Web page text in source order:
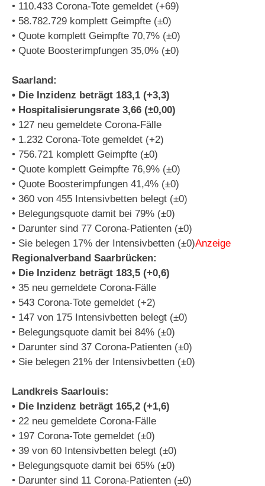
• 110.433 Corona-Tote gemeldet (+69)
• 58.782.729 komplett Geimpfte (±0)
• Quote komplett Geimpfte 70,7% (±0)
• Quote Boosterimpfungen 35,0% (±0)
Saarland:
• Die Inzidenz beträgt 183,1 (+3,3)
• Hospitalisierungsrate 3,66 (±0,00)
• 127 neu gemeldete Corona-Fälle
• 1.232 Corona-Tote gemeldet (+2)
• 756.721 komplett Geimpfte (±0)
• Quote komplett Geimpfte 76,9% (±0)
• Quote Boosterimpfungen 41,4% (±0)
• 360 von 455 Intensivbetten belegt (±0)
• Belegungsquote damit bei 79% (±0)
• Darunter sind 77 Corona-Patienten (±0)
• Sie belegen 17% der Intensivbetten (±0)Anzeige
Regionalverband Saarbrücken:
• Die Inzidenz beträgt 183,5 (+0,6)
• 35 neu gemeldete Corona-Fälle
• 543 Corona-Tote gemeldet (+2)
• 147 von 175 Intensivbetten belegt (±0)
• Belegungsquote damit bei 84% (±0)
• Darunter sind 37 Corona-Patienten (±0)
• Sie belegen 21% der Intensivbetten (±0)
Landkreis Saarlouis:
• Die Inzidenz beträgt 165,2 (+1,6)
• 22 neu gemeldete Corona-Fälle
• 197 Corona-Tote gemeldet (±0)
• 39 von 60 Intensivbetten belegt (±0)
• Belegungsquote damit bei 65% (±0)
• Darunter sind 11 Corona-Patienten (±0)